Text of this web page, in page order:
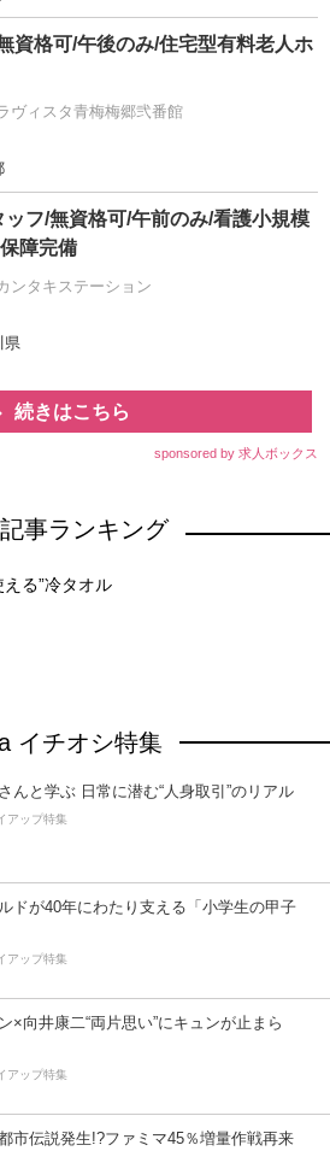
資格可/午後のみ/住宅型有料老人ホ
ヴィスタ青梅梅郷弐番館
ッフ/無資格可/午前のみ/看護小規模
障完備
ンタキステーション
県
続きはこちら
sponsored by 求人ボックス
事ランキング
える”冷タオル
イチオシ特集
んと学ぶ 日常に潜む“人身取引”のリアル
アップ特集
ドが40年にわたり支える「小学生の甲子
アップ特集
×向井康二“両片思い”にキュンが止まら
アップ特集
市伝説発生!?ファミマ45％増量作戦再来